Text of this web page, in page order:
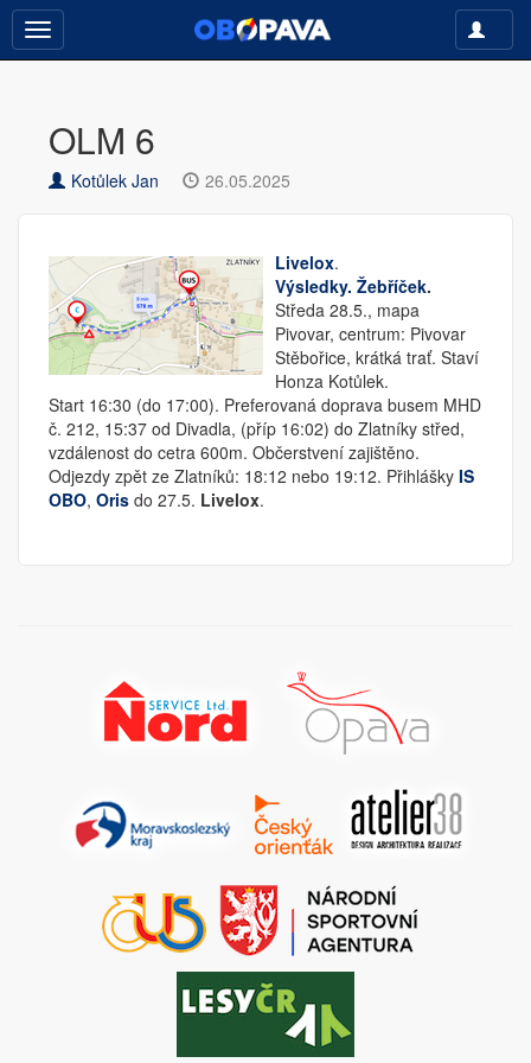
Toggle
navigation
Toggle
OLM 6
Kotůlek Jan 26.05.2025
Livelox.
Výsledky. Žebříček.
Středa 28.5., mapa
Pivovar, centrum: Pivovar
Stěbořice, krátká trať. Staví
Honza Kotůlek.
Start 16:30 (do 17:00). Preferovaná doprava busem MHD
č. 212, 15:37 od Divadla, (příp 16:02) do Zlatníky střed,
vzdálenost do cetra 600m. Občerstvení zajištěno.
Odjezdy zpět ze Zlatníků: 18:12 nebo 19:12. Přihlášky IS
OBO, Oris do 27.5. Livelox.